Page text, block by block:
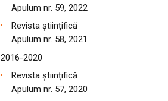
Apulum nr. 59, 2022
Revista științifică
Apulum nr. 58, 2021
2016-2020
Revista științifică
Apulum nr. 57, 2020